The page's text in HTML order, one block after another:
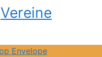
Vereine
Envelope